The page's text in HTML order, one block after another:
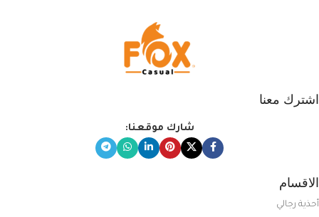
اشترك معنا
شارك موقعنا:
الاقسام
أحذية رجالي